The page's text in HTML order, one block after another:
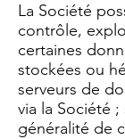
La Société
contrôle,
certaines
stockées ou
serveurs de
via la Société ;
généralité de